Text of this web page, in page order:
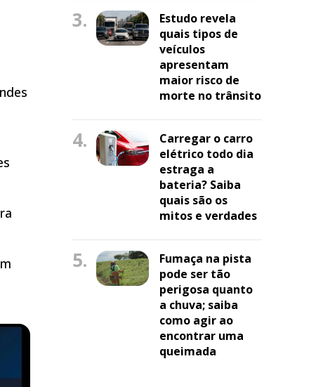
3.
Estudo revela
quais tipos de
veículos
apresentam
maior risco de
morte no trânsito
4.
Carregar o carro
elétrico todo dia
estraga a
bateria? Saiba
quais são os
mitos e verdades
5.
Fumaça na pista
pode ser tão
perigosa quanto
a chuva; saiba
como agir ao
encontrar uma
queimada